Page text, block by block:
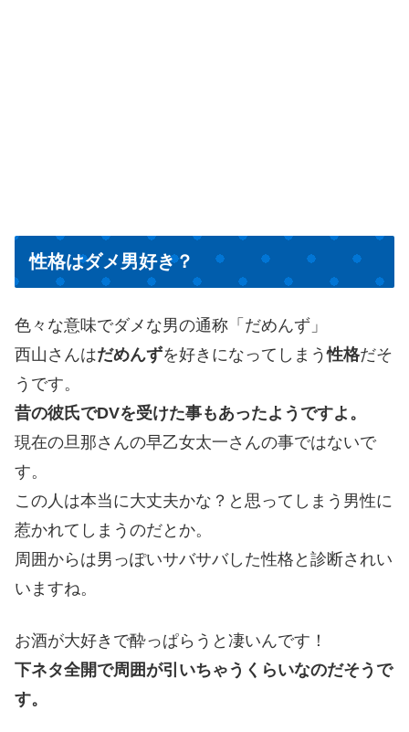
性格はダメ男好き？
色々な意味でダメな男の通称「だめんず」
西山さんはだめんずを好きになってしまう性格だそ
うです。
昔の彼氏でDVを受けた事もあったようですよ。
現在の旦那さんの早乙女太一さんの事ではないで
す。
この人は本当に大丈夫かな？と思ってしまう男性に
惹かれてしまうのだとか。
周囲からは男っぽいサバサバした性格と診断されい
いますね。
お酒が大好きで酔っぱらうと凄いんです！
下ネタ全開で周囲が引いちゃうくらいなのだそうで
す。